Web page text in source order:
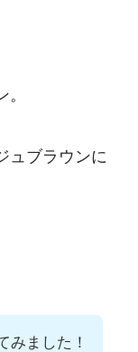
ュブラウンに
みました！